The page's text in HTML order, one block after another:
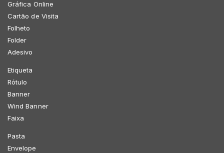
Gráfica Online
Cartão de Visita
Folheto
Folder
Adesivo
Etiqueta
Rótulo
Banner
Wind Banner
Faixa
Pasta
Envelope